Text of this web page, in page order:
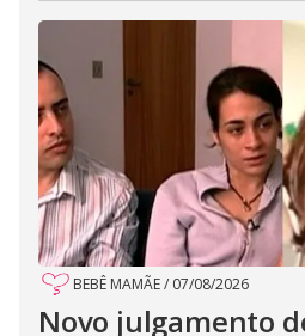
BEBÊ MAMÃE/ 07/08/2026
Novo julgamento